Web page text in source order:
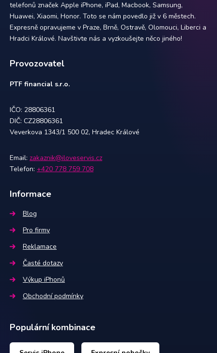
telefonů značek Apple iPhone, iPad, Macbook, Samsung,
Huawei, Xiaomi, Honor. Toto se nám povedlo již v 6 městech.
Expresně opravujeme v Praze, Brně, Ostravě, Olomouci, Liberci a
Hradci Králové. Navštivte nás a vyzkoušejte něco jiného!
Provozovatel
PTF financial s.r.o.
IČO: 28806361
DIČ: CZ28806361
Veverkova 1343/1 500 02, Hradec Králové
Email: zakaznik@iloveservis.cz
Telefon: +420 778 759 708
Informace
Blog
Pro firmy
Reklamace
Časté dotazy
Výkup iPhonů
Obchodní podmínky
Populární kombinace